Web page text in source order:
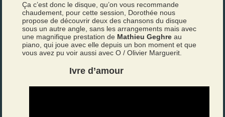
Ça c’est donc le disque, qu’on vous recommande
chaudement, pour cette session, Dorothée nous
propose de découvrir deux des chansons du disque
sous un autre angle, sans les arrangements mais avec
une magnifique prestation de Mathieu Geghre au
piano, qui joue avec elle depuis un bon moment et que
vous avez pu voir aussi avec O / Olivier Marguerit.
Ivre d’amour